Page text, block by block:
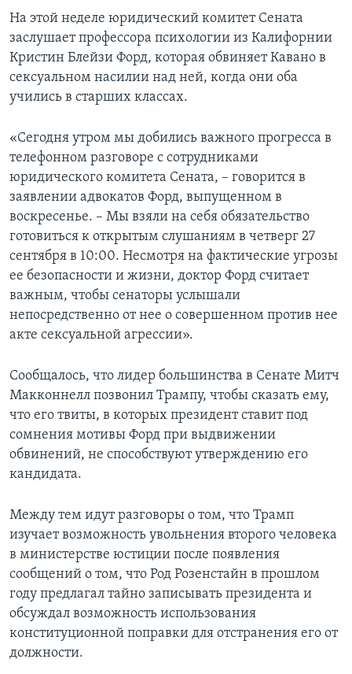
На этой неделе юридический комитет Сената
заслушает профессора психологии из Калифорнии
Кристин Блейзи Форд, которая обвиняет Кавано в
сексуальном насилии над ней, когда они оба
учились в старших классах.
«Сегодня утром мы добились важного прогресса в
телефонном разговоре с сотрудниками
юридического комитета Сената, – говорится в
заявлении адвокатов Форд, выпущенном в
воскресенье. – Мы взяли на себя обязательство
готовиться к открытым слушаниям в четверг 27
сентября в 10:00. Несмотря на фактические угрозы
ее безопасности и жизни, доктор Форд считает
важным, чтобы сенаторы услышали
непосредственно от нее о совершенном против нее
акте сексуальной агрессии».
Сообщалось, что лидер большинства в Сенате Митч
Макконнелл позвонил Трампу, чтобы сказать ему,
что его твиты, в которых президент ставит под
сомнения мотивы Форд при выдвижении
обвинений, не способствуют утверждению его
кандидата.
Между тем идут разговоры о том, что Трамп
изучает возможность увольнения второго человека
в министерстве юстиции после появления
сообщений о том, что Род Розенстайн в прошлом
году предлагал тайно записывать президента и
обсуждал возможность использования
конституционной поправки для отстранения его от
должности.